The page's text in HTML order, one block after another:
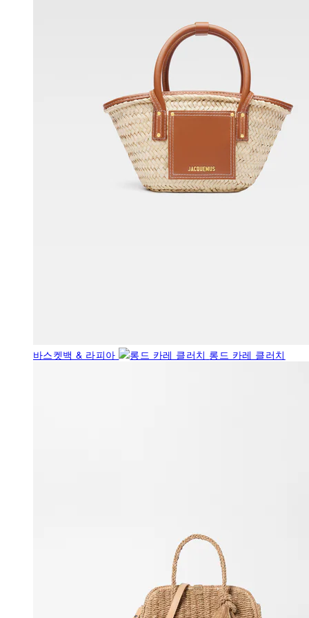
바스켓백 & 라피아 롱드 카레 클러치